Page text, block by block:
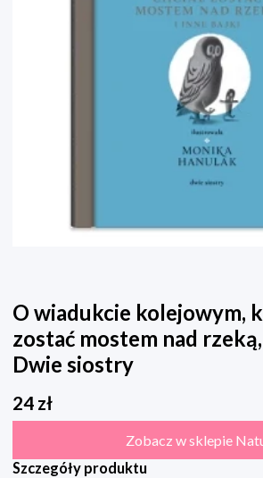
O wiadukcie kolejowym,
zostać mostem nad
Dwie siostry
24 zł
Zobacz w sklepie
Szczegóły produktu